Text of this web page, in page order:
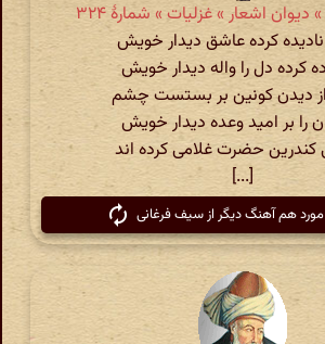
اشعار » غزلیات » شمارهٔ ۳۲۴
نادیده کرده عاشق دیدار خویش
کرده دل را واله دیدار خویش
دیدن کونین بر بستست چشم
را بر امید وعده دیدار خویش
کندرین حضرت غلامی کرده اند
[...]